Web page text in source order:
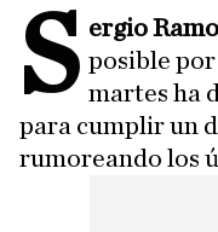
S ergio
posible
martes ha
para cumplir un
rumoreando los